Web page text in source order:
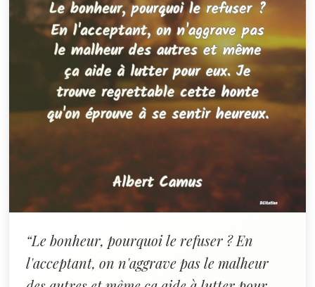
“Le bonheur, pourquoi le refuser ? En
l'acceptant, on n'aggrave pas le malheur